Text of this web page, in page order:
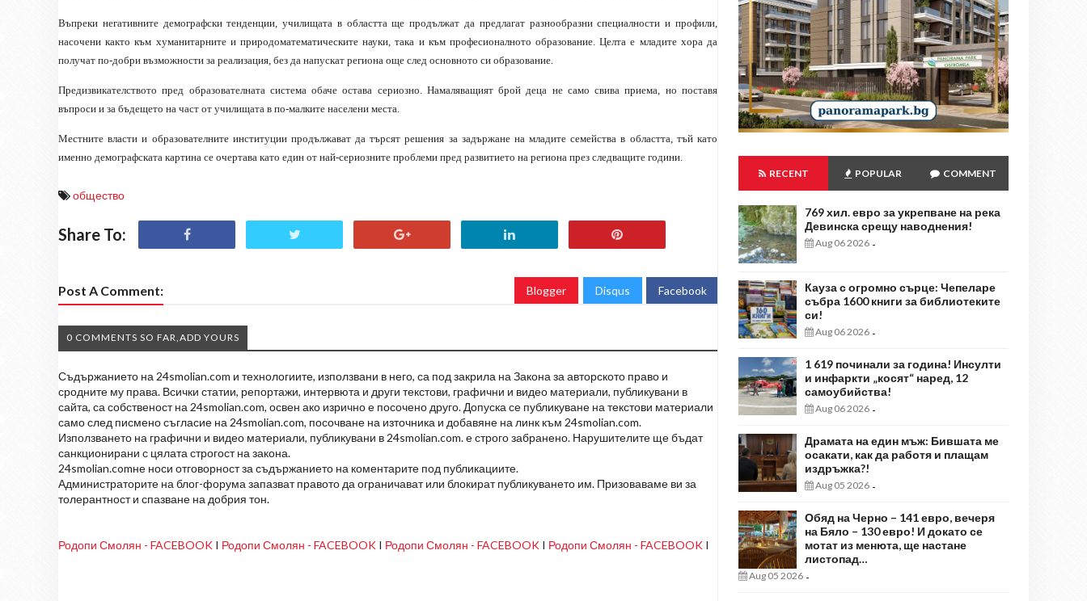
Въпреки негативните демографски тенденции, училищата в областта ще продължат да предлагат разнообразни специалности и профили,
насочени както към хуманитарните и природоматематическите науки, така и към професионалното образование. Целта е младите хора да
получат по-добри възможности за реализация, без да напускат региона още след основното си образование.
Предизвикателството пред образователната система обаче остава сериозно. Намаляващият брой деца не само свива приема, но поставя
въпроси и за бъдещето на част от училищата в по-малките населени места.
Местните власти и образователните институции продължават да търсят решения за задържане на младите семейства в областта, тъй като
именно демографската картина се очертава като един от най-сериозните проблеми пред развитието на региона през следващите години.
общество
Share To:
Post A Comment: Blogger Disqus Facebook
0 COMMENTS SO FAR,ADD YOURS
Съдържанието на 24smolian.com и технологиите, използвани в него, са под закрила на Закона за авторското право и
сродните му права. Всички статии, репортажи, интервюта и други текстови, графични и видео материали, публикувани в
сайта, са собственост на 24smolian.com, освен ако изрично е посочено друго. Допуска се публикуване на текстови материали
само след писмено съгласие на 24smolian.com, посочване на източника и добавяне на линк към 24smolian.com.
Използването на графични и видео материали, публикувани в 24smolian.com. е строго забранено. Нарушителите ще бъдат
санкционирани с цялата строгост на закона.
24smolian.comне носи отговорност за съдържанието на коментарите под публикациите.
Администраторите на блог-форума запазват правото да ограничават или блокират публикуването им. Призоваваме ви за
толерантност и спазване на добрия тон.
Родопи Смолян - FACEBOOK I Родопи Смолян - FACEBOOK I Родопи Смолян - FACEBOOK I Родопи Смолян - FACEBOOK I
RECENT POPULAR COMMENT
769 хил. евро за укрепване на река
Девинска срещу наводнения!
Aug 06 2026 -
Кауза с огромно сърце: Чепеларе
събра 1600 книги за библиотеките
си!
Aug 06 2026 -
1 619 починали за година! Инсулти
и инфаркти „косят“ наред, 12
самоубийства!
Aug 06 2026 -
Драмата на един мъж: Бившата ме
осакати, как да работя и плащам
издръжка?!
Aug 05 2026 -
Обяд на Черно – 141 евро, вечеря
на Бяло – 130 евро! И докато се
мотат из менюта, ще настане
листопад…
Aug 05 2026 -